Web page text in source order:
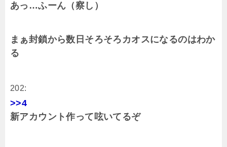
あっ…ふーん（察し）
まぁ封鎖から数日そろそろカオスになるのはわか
る
202:
>>4
新アカウント作って呟いてるぞ